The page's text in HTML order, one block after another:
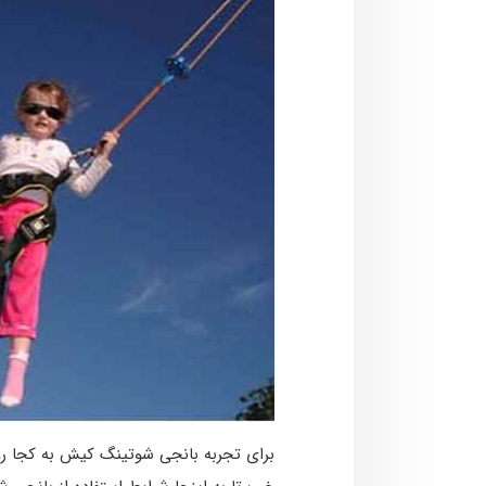
برای تجربه بانجی شوتینگ کیش به کجا